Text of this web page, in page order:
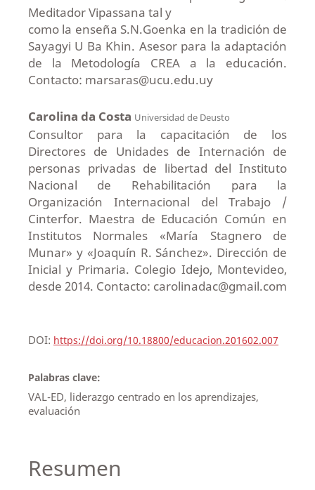
Meditador Vipassana tal y
como la enseña S.N.Goenka en la tradición de
Sayagyi U Ba Khin. Asesor para la adaptación
de la Metodología CREA a la educación.
Contacto: marsaras@ucu.edu.uy
Carolina da Costa Universidad de Deusto
Consultor para la capacitación de los
Directores de Unidades de Internación de
personas privadas de libertad del Instituto
Nacional de Rehabilitación para la
Organización Internacional del Trabajo /
Cinterfor. Maestra de Educación Común en
Institutos Normales «María Stagnero de
Munar» y «Joaquín R. Sánchez». Dirección de
Inicial y Primaria. Colegio Idejo, Montevideo,
desde 2014. Contacto: carolinadac@gmail.com
DOI: https://doi.org/10.18800/educacion.201602.007
Palabras clave:
VAL-ED, liderazgo centrado en los aprendizajes,
evaluación
Resumen